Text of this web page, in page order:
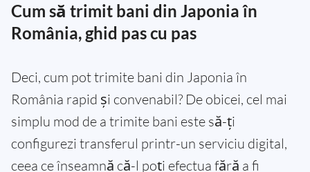
Cum să trimit bani din Japonia în
România, ghid pas cu pas
Deci, cum pot trimite bani din Japonia în
România rapid și convenabil? De obicei, cel mai
simplu mod de a trimite bani este să-ți
configurezi transferul printr-un serviciu digital,
ceea ce înseamnă că-l poți efectua fără a fi